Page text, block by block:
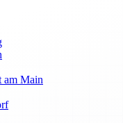
am Main